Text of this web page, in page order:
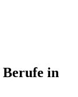
Berufe in